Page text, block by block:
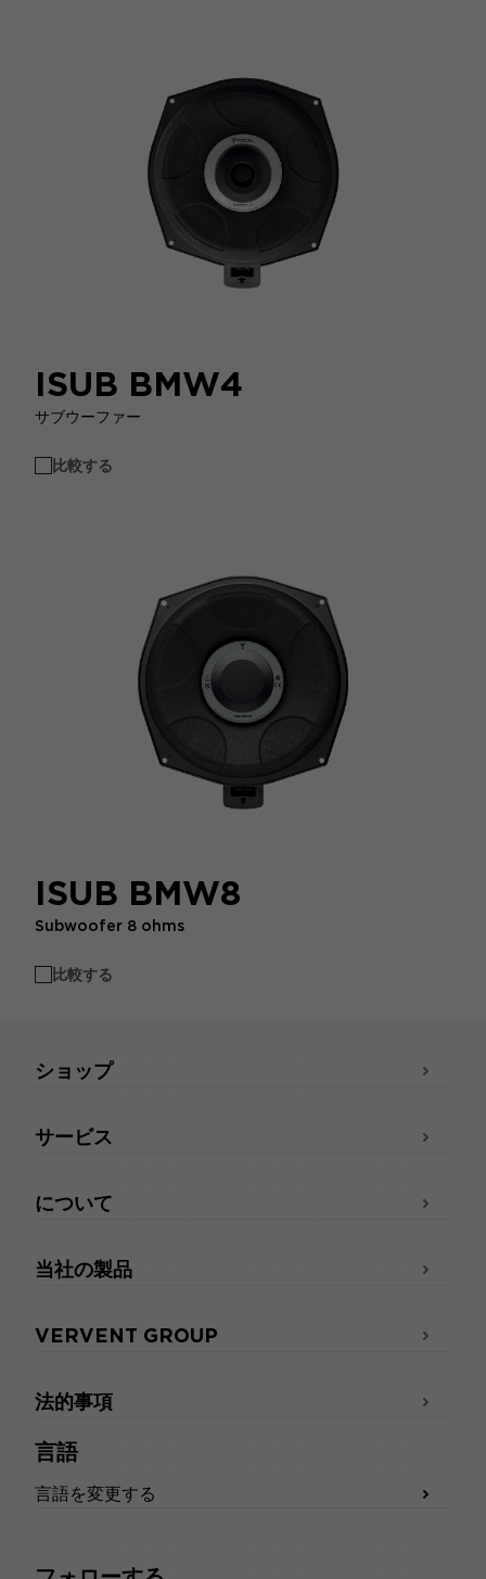
ISUB BMW4
サブウーファー
比較する
ISUB BMW8
Subwoofer 8 ohms
比較する
言語
言語を変更する
ショップ
サービス
について
当社の製品
VERVENT GROUP
法的事項